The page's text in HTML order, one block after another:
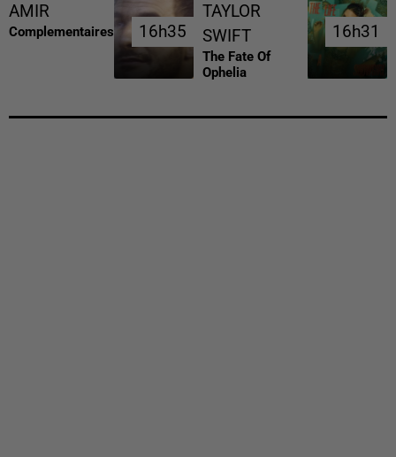
AMIR
Complementaires 16h35
16h35
TAYLOR
SWIFT
The Fate Of
Ophelia
16h31
16h31